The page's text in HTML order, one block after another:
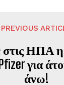
PREVIOUS